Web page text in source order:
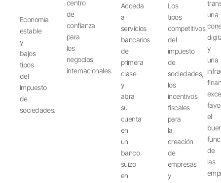
Economía
estable
y
bajos
tipos
del
impuesto
de
sociedades.
centro
de
confianza
para
los
negocios
internacionales.
Acceda
a
servicios
bancarios
de
primera
clase
y
abra
su
cuenta
en
un
banco
suizo
en
Los
tipos
competitivos
del
impuesto
de
sociedades,
los
incentivos
fiscales
para
la
creación
de
empresas
y
una
y
una
el
de
las